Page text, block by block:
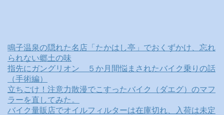
鳴子温泉の隠れた名店「たかはし亭」でおくずかけ、忘れ
られない郷土の味
指先にガングリオン ５か月間悩まされたバイク乗りの話
（手術編）
立ちごけ！注意力散漫でこすったバイク（ダエグ）のマフ
ラーを直してみた。
バイク量販店でオイルフィルターは在庫切れ、入荷は未定